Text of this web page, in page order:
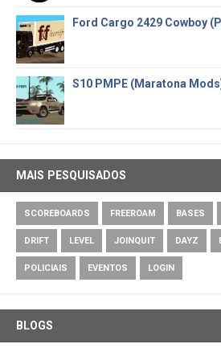
Ford Cargo 2429 Cowboy
S10 PMPE (Maratona
MAIS PESQUISADOS
SCOREBOARDS FREEROAM BASES
DRIFT LEVEL JOINQUIT DAYZ
POLICIAIS EVENTOS LOGIN
BLOGS